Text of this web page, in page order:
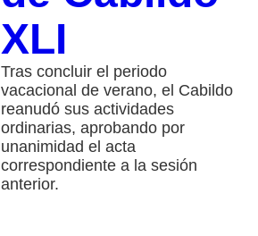
XLI
Tras concluir el periodo
vacacional de verano, el Cabildo
reanudó sus actividades
ordinarias, aprobando por
unanimidad el acta
correspondiente a la sesión
anterior.